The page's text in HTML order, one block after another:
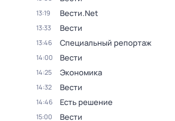
13:19 Вести.Net
13:33 Вести
13:46 Специальный репортаж
14:00 Вести
14:25 Экономика
14:32 Вести
14:46 Есть решение
15:00 Вести